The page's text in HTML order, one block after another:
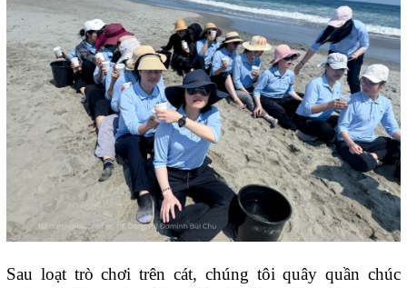
Sau loạt trò chơi trên cát, chúng tôi quây quần chúc